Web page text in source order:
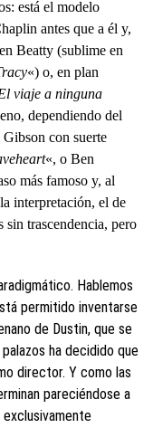
está el modelo
antes que a él y,
Beatty (sublime en
«) o, en plan
viaje a ninguna
dependiendo del
con suerte
«, o Ben
más famoso y, al
interpretación, el de
sin trascendencia, pero
Hablemos
permitido inventarse
de Dustin, que se
ha decidido que
director. Y como las
pareciéndose a
exclusivamente